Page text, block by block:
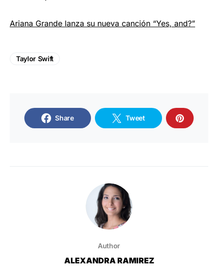
Ariana Grande lanza su nueva canción “Yes, and?”
Taylor Swift
Share Tweet
Author
ALEXANDRA RAMIREZ